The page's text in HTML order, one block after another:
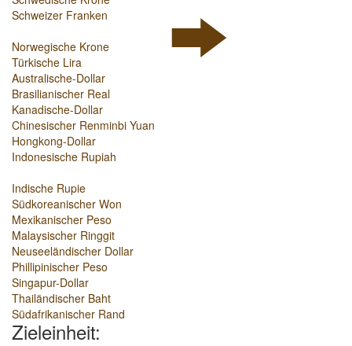
Schweizer Franken
Norwegische Krone
Türkische Lira
Australische-Dollar
Brasilianischer Real
Kanadische-Dollar
Chinesischer Renminbi Yuan
Hongkong-Dollar
Indonesische Rupiah
Indische Rupie
Südkoreanischer Won
Mexikanischer Peso
Malaysischer Ringgit
Neuseeländischer Dollar
Phillipinischer Peso
Singapur-Dollar
Thailändischer Baht
Südafrikanischer Rand
Zieleinheit: